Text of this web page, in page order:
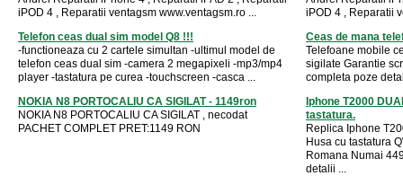
iPOD 4 , Reparatii ventagsm www.ventagsm.ro ...
iPOD 4 , Reparatii
Telefon ceas dual sim model Q8 !!!
-functioneaza cu 2 cartele simultan -ultimul model de
telefon ceas dual sim -camera 2 megapixeli -mp3/mp4
player -tastatura pe curea -touchscreen -casca ...
Ceas de mana
Telefoane mobile
sigilate Garantie
completa poze
NOKIA N8 PORTOCALIU CA SIGILAT - 1149ron
NOKIA N8 PORTOCALIU CA SIGILAT , necodat
PACHET COMPLET PRET:1149 RON
Iphone T2000
tastatura.
Replica Iphone
Husa cu tastatura
Romana Numai
detalii ...